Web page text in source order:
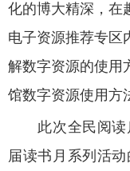
化的博大精深，在
电子资源推荐专区
解数字资源的使用
馆数字资源使用方
此次全民阅读
届读书月系列活